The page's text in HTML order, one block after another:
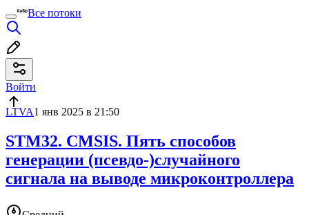
Все потоки
Войти
LTVA1 янв 2025 в 21:50
STM32. CMSIS. Пять способов
генерации (псевдо-)случайного
сигнала на выводе микроконтроллера